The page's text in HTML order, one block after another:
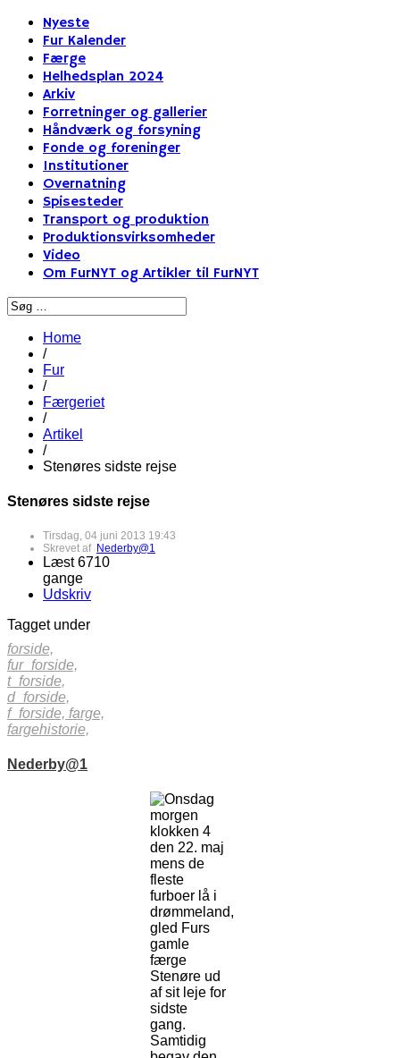
Nyeste
Fur Kalender
Færge
Helhedsplan 2024
Arkiv
Forretninger og gallerier
Håndværk og forsyning
Fonde og foreninger
Institutioner
Overnatning
Spisesteder
Transport og produktion
Produktionsvirksomheder
Video
Om FurNYT og Artikler til FurNYT
Home
/
Fur
/
Færgeriet
/
Artikel
/
Stenøres sidste rejse
Stenøres sidste rejse
Tirsdag, 04 juni 2013 19:43
Skrevet af Nederby@1
Læst 6710
gange
Udskriv
Tagget under
forside,
fur_forside,
t_forside,
d_forside,
f_forside, farge,
fargehistorie,
Nederby@1
Onsdag
morgen
klokken 4
den 22. maj
mens de
fleste
furboer lå i
drømmeland,
gled Furs
gamle
færge
Stenøre ud
af sit leje for
sidste
gang.
Samtidig